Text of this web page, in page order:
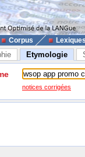
Corpus
Etymologie
notices corrigées